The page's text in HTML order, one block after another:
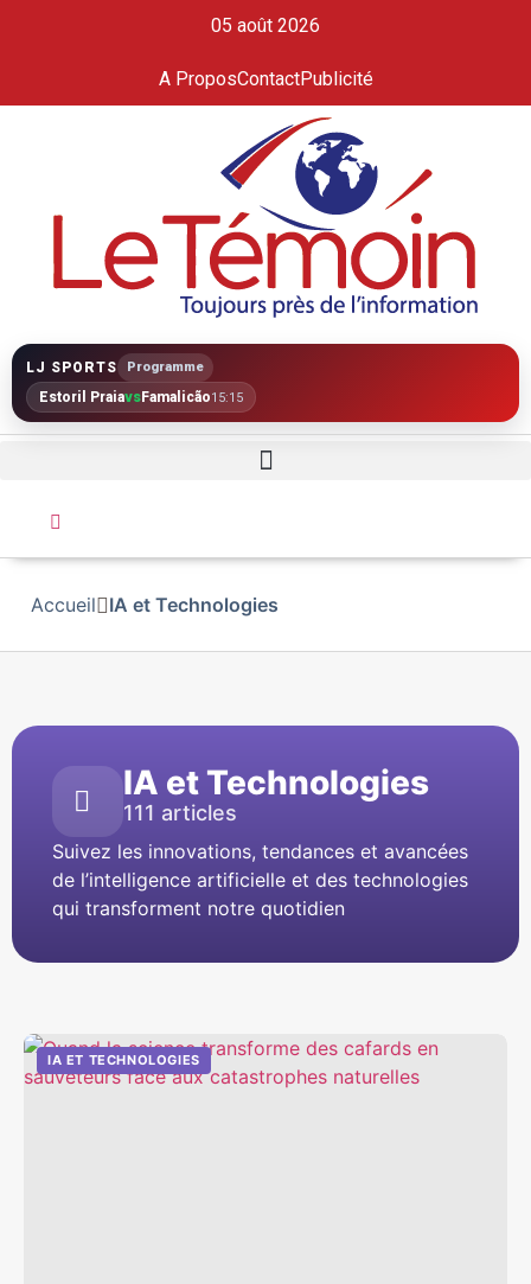
05 août 2026
A ProposContactPublicité
LJ SPORTS Programme
Estoril PraiavsFamalicão15:15
Accueil IA et Technologies
IA et Technologies
111 articles
Suivez les innovations, tendances et avancées
de l’intelligence artificielle et des technologies
qui transforment notre quotidien
IA ET TECHNOLOGIES